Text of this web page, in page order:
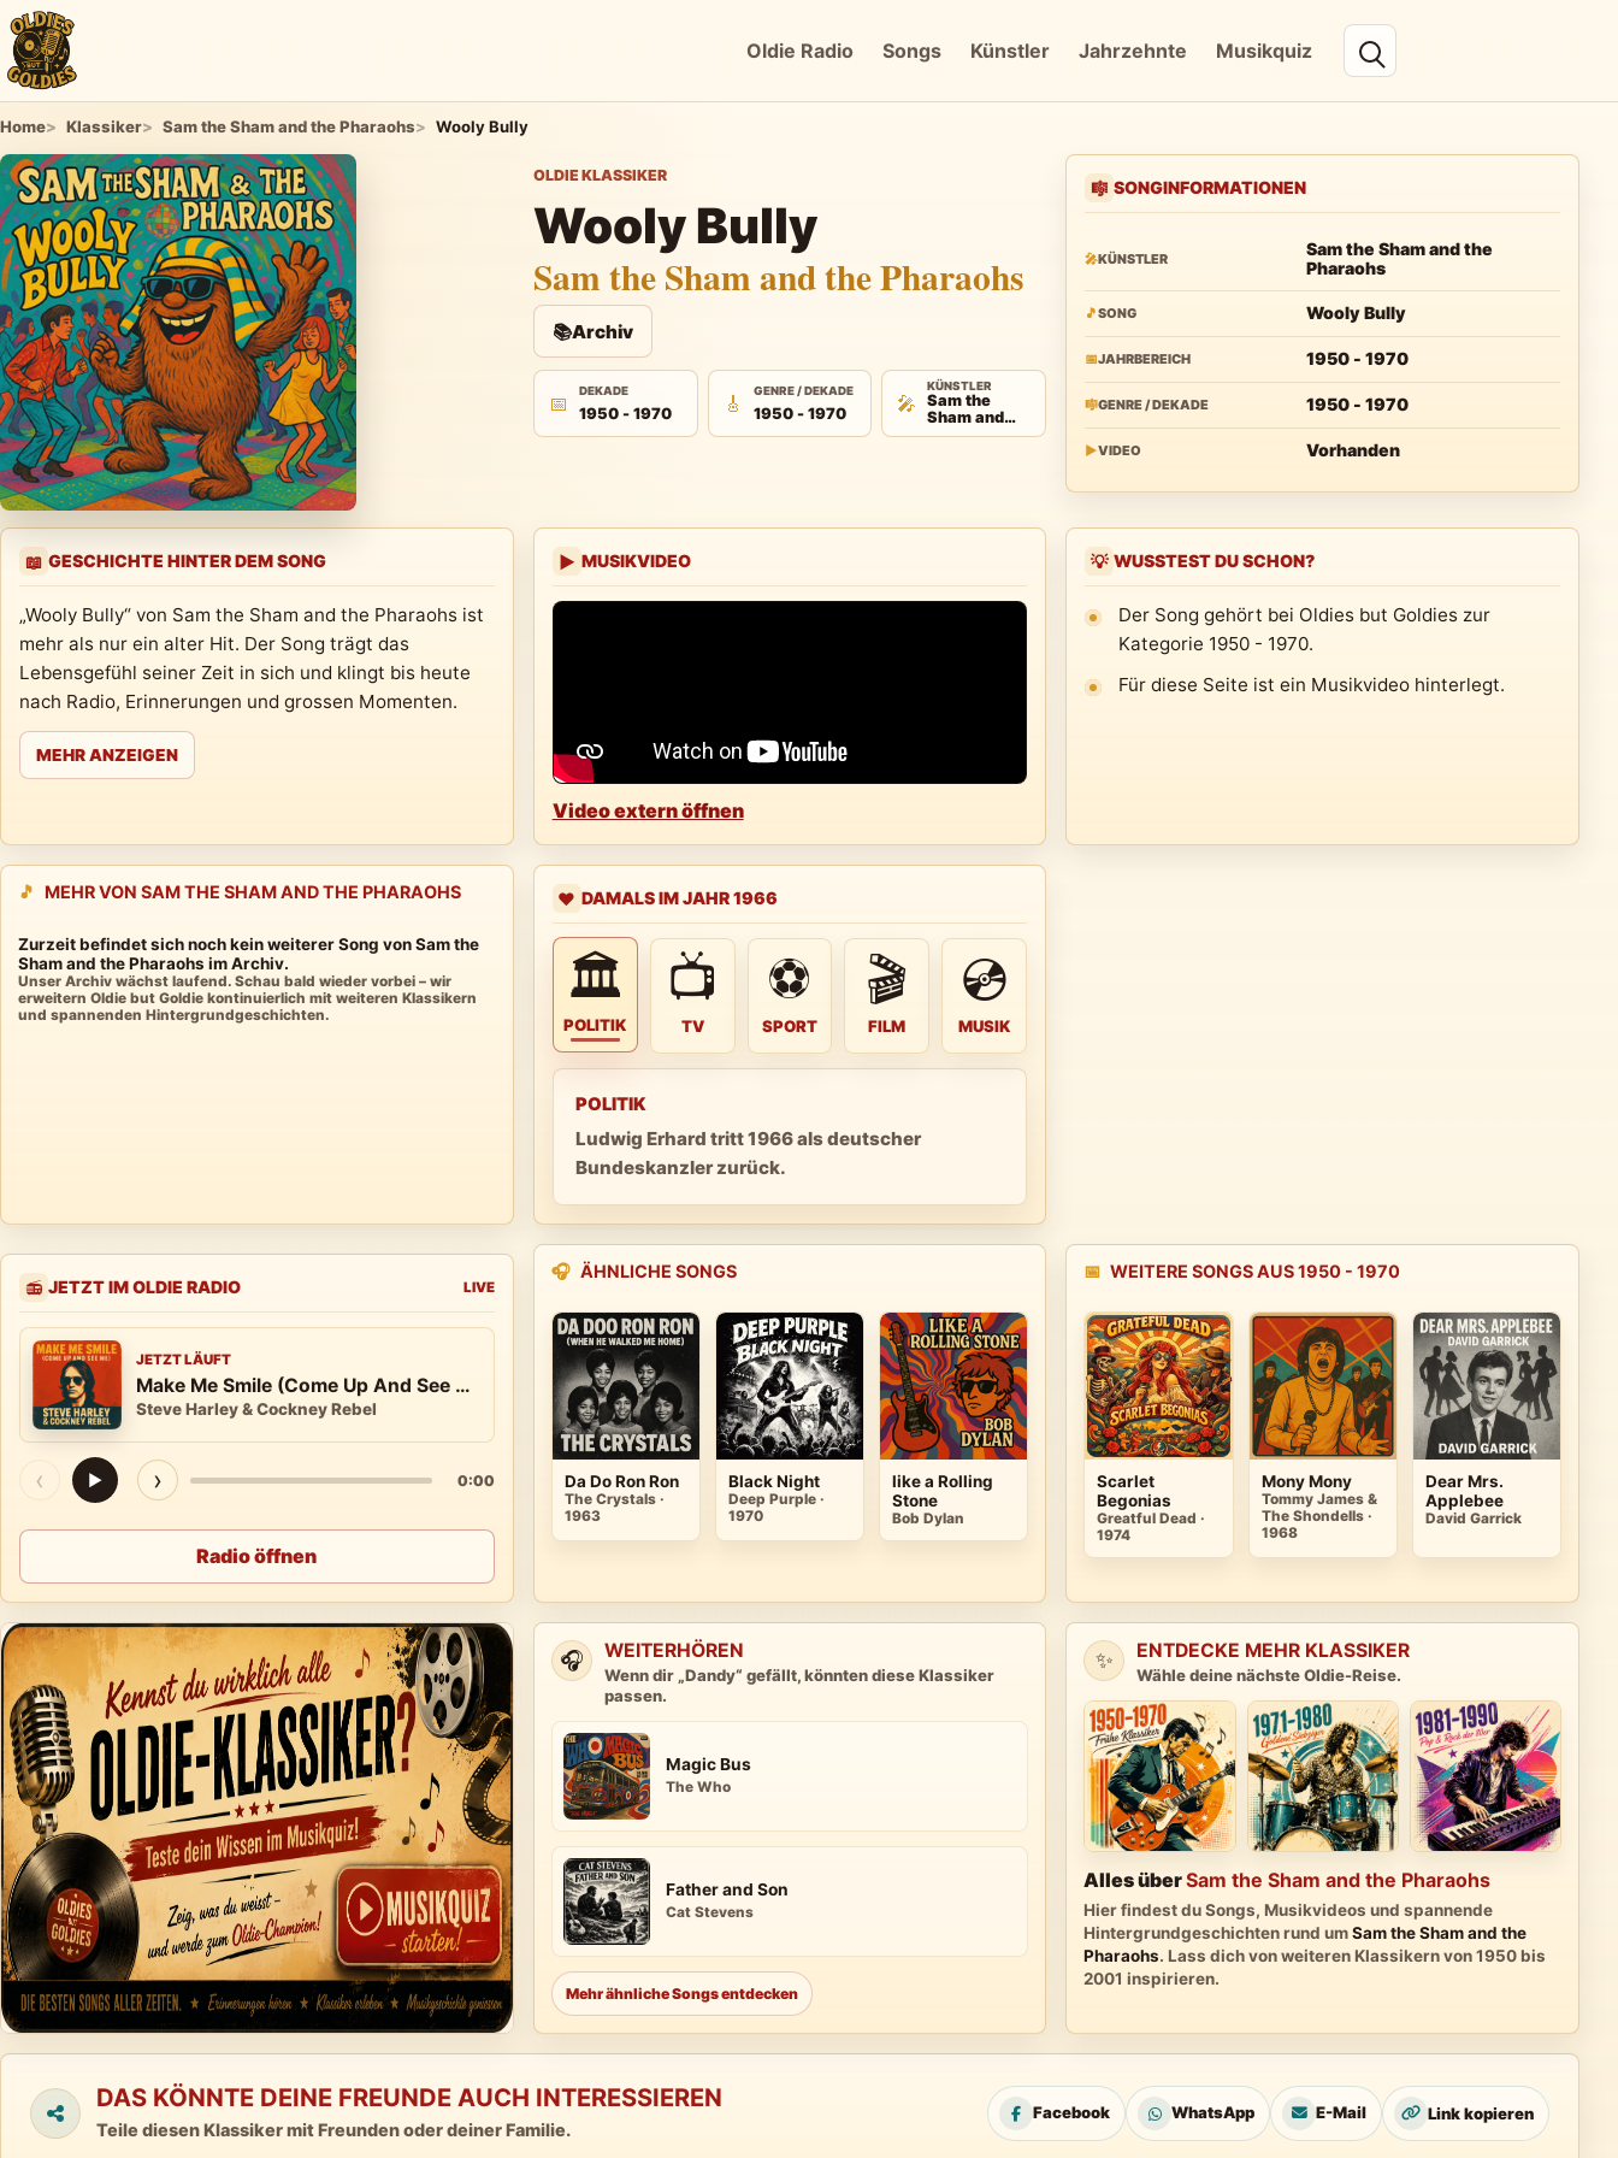
Oldie Radio Songs Künstler Jahrzehnte Musikquiz
Home Klassiker Sam the Sham and the Pharaohs Wooly Bully
OLDIE KLASSIKER
Wooly Bully
Sam the Sham and the Pharaohs
📚Archiv
📅
DEKADE
1950 - 1970 🎸
GENRE / DEKADE
1950 - 1970 🎤
KÜNSTLER
Sam the
Sham and
the
🎼 SONGINFORMATIONEN
🎤KÜNSTLER
Sam the Sham and the
Pharaohs
🎵SONG Wooly Bully
📅JAHRBEREICH 1950 - 1970
🎼GENRE / DEKADE 1950 - 1970
▶VIDEO Vorhanden
📖 GESCHICHTE HINTER DEM SONG
„Wooly Bully“ von Sam the Sham and the Pharaohs ist
mehr als nur ein alter Hit. Der Song trägt das
Lebensgefühl seiner Zeit in sich und klingt bis heute
nach Radio, Erinnerungen und grossen Momenten.
MEHR ANZEIGEN
▶ MUSIKVIDEO
Video extern öffnen
💡 WUSSTEST DU SCHON?
Der Song gehört bei Oldies but Goldies zur
Kategorie 1950 - 1970.
Für diese Seite ist ein Musikvideo hinterlegt.
🎵 MEHR VON SAM THE SHAM AND THE PHARAOHS
Zurzeit befindet sich noch kein weiterer Song von Sam the
Sham and the Pharaohs im Archiv.
Unser Archiv wächst laufend. Schau bald wieder vorbei – wir
erweitern Oldie but Goldie kontinuierlich mit weiteren Klassikern
und spannenden Hintergrundgeschichten.
❤️ DAMALS IM JAHR 1966
🏛
POLITIK
📺
TV
⚽
SPORT
🎬
FILM
💿
MUSIK
POLITIK
Ludwig Erhard tritt 1966 als deutscher
Bundeskanzler zurück.
📻 JETZT IM OLDIE RADIO LIVE
JETZT LÄUFT
Make Me Smile (Come Up And See Me)
Steve Harley & Cockney Rebel
‹ ▶ › 0:00
Radio öffnen
🎧 ÄHNLICHE SONGS
Da Do Ron Ron
The Crystals ·
1963
Black Night
Deep Purple ·
1970
like a Rolling
Stone
Bob Dylan
📅 WEITERE SONGS AUS 1950 - 1970
Scarlet
Begonias
Greatful Dead ·
1974
Mony Mony
Tommy James &
The Shondells ·
1968
Dear Mrs.
Applebee
David Garrick
🎧 WEITERHÖREN
Wenn dir „Dandy“ gefällt, könnten diese Klassiker
passen.
Magic Bus
The Who
Father and Son
Cat Stevens
Mehr ähnliche Songs entdecken
✨ ENTDECKE MEHR KLASSIKER
Wähle deine nächste Oldie-Reise.
Alles überSam the Sham and the Pharaohs
Hier findest du Songs, Musikvideos und spannende
Hintergrundgeschichten rund umSam the Sham and the
Pharaohs. Lass dich von weiteren Klassikern von 1950 bis
2001 inspirieren.
DAS KÖNNTE DEINE FREUNDE AUCH INTERESSIEREN
Teile diesen Klassiker mit Freunden oder deiner Familie.
Facebook WhatsApp E-Mail Link kopieren